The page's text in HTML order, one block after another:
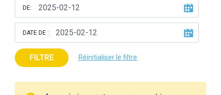
DE:
DATE DE :
FILTRE Réinitialiser le filtre